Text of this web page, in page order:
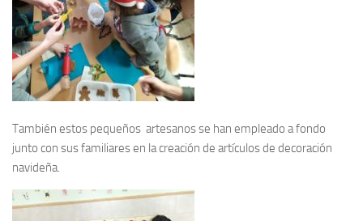
También estos pequeños artesanos se han empleado a fondo
junto con sus familiares en la creación de artículos de decoración
navideña.